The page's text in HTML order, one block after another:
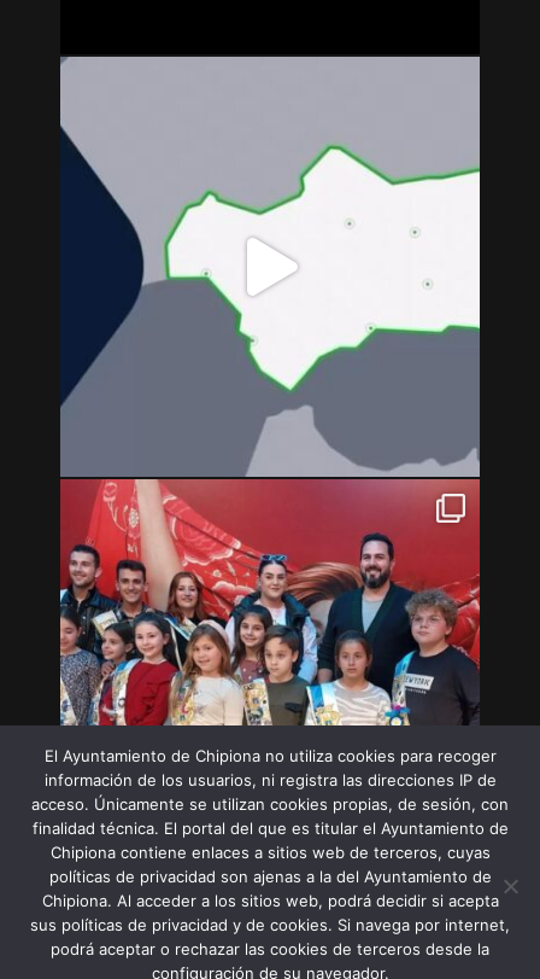
Síguenos en Instagram
El Ayuntamiento de Chipiona no utiliza cookies para recoger
información de los usuarios, ni registra las direcciones IP de
acceso. Únicamente se utilizan cookies propias, de sesión, con
finalidad técnica. El portal del que es titular el Ayuntamiento de
Chipiona contiene enlaces a sitios web de terceros, cuyas
políticas de privacidad son ajenas a la del Ayuntamiento de
Chipiona. Al acceder a los sitios web, podrá decidir si acepta
sus políticas de privacidad y de cookies. Si navega por internet,
podrá aceptar o rechazar las cookies de terceros desde la
configuración de su navegador.